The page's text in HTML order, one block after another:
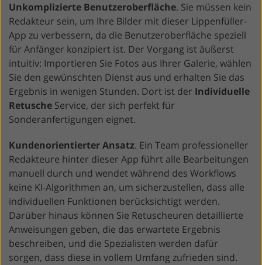
Unkomplizierte Benutzeroberfläche. Sie müssen kein
Redakteur sein, um Ihre Bilder mit dieser Lippenfüller-
App zu verbessern, da die Benutzeroberfläche speziell
für Anfänger konzipiert ist. Der Vorgang ist äußerst
intuitiv: Importieren Sie Fotos aus Ihrer Galerie, wählen
Sie den gewünschten Dienst aus und erhalten Sie das
Ergebnis in wenigen Stunden. Dort ist der Individuelle
Retusche Service, der sich perfekt für
Sonderanfertigungen eignet.
Kundenorientierter Ansatz. Ein Team professioneller
Redakteure hinter dieser App führt alle Bearbeitungen
manuell durch und wendet während des Workflows
keine KI-Algorithmen an, um sicherzustellen, dass alle
individuellen Funktionen berücksichtigt werden.
Darüber hinaus können Sie Retuscheuren detaillierte
Anweisungen geben, die das erwartete Ergebnis
beschreiben, und die Spezialisten werden dafür
sorgen, dass diese in vollem Umfang zufrieden sind.